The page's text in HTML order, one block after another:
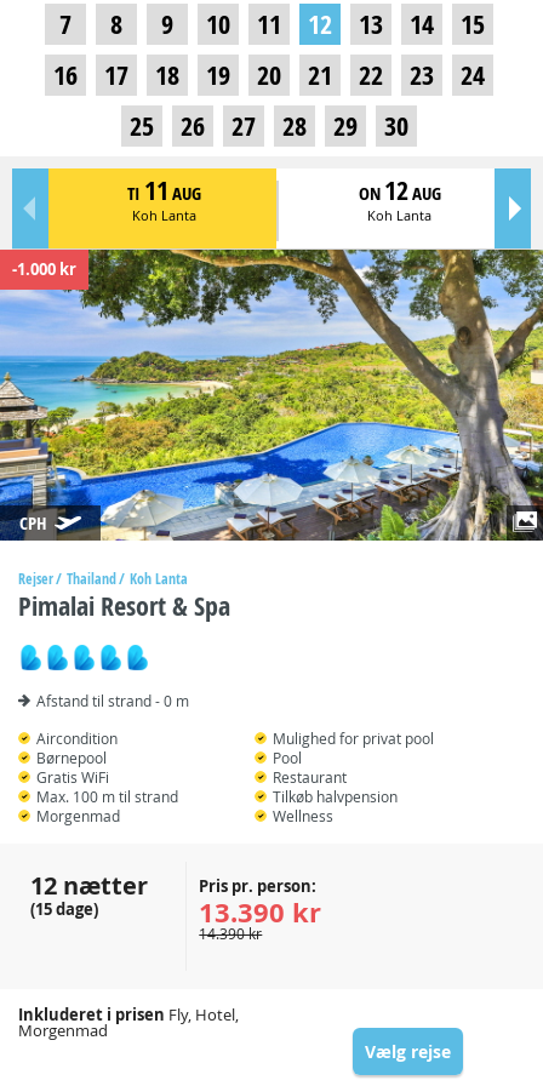
7 8 9 10 11 12 13 14
15
16
17 18 19 20 21 22 23
24
25
26 27 28 29 30
TI 11 AUG
Koh Lanta
ON 12AUG
Koh Lanta
-1.000 kr
CPH
Rejser Thailand Koh Lanta
Pimalai Resort & Spa
Afstand til strand - 0 m
Aircondition
Børnepool
Gratis WiFi
Max. 100 m til strand
Morgenmad
Mulighed for privat pool
Pool
Restaurant
Tilkøb halvpension
Wellness
12 nætter
(15 dage)
Pris pr. person:
13.390 kr
14.390 kr
Inkluderet i prisen Fly, Hotel,
Morgenmad
Vælg rejse